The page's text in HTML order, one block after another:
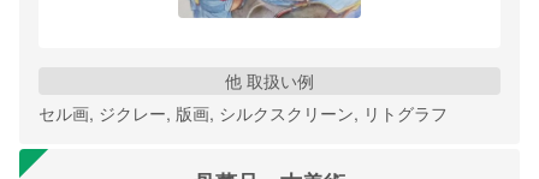
他 取扱い例
セル画, ジクレー, 版画, シルクスクリーン, リトグラフ